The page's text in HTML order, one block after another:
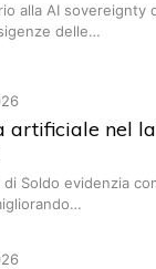
alla AI sovereignty
delle…
artificiale nel
Soldo evidenzia